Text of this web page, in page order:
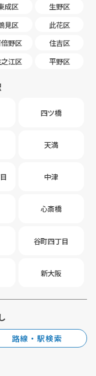
成区
生野区
見区
此花区
野区
住吉区
江区 平野区
四ツ橋
天満
中津
心斎橋
谷町四丁目
新大阪
路線・駅検索